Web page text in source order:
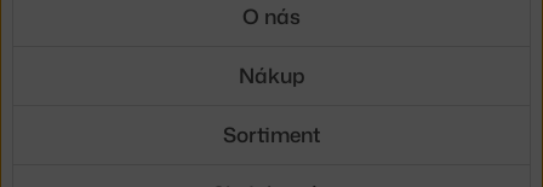
O nás
Nákup
Sortiment